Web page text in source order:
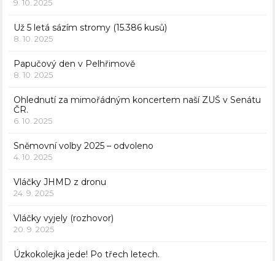
9. 10. 2025
Už 5 letá sázím stromy (15.386 kusů)
8. 10. 2025
Papučový den v Pelhřimově
8. 10. 2025
Ohlednutí za mimořádným koncertem naší ZUŠ v Senátu
ČR.
6. 10. 2025
Sněmovní volby 2025 – odvoleno
4. 10. 2025
Vláčky JHMD z dronu
24. 9. 2025
Vláčky vyjely (rozhovor)
20. 9. 2025
Úzkokolejka jede! Po třech letech.